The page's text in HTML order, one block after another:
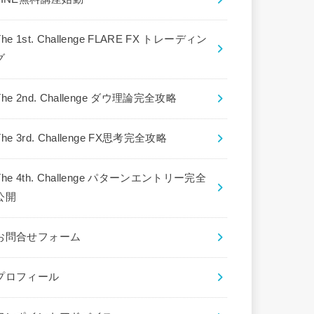
1st. Challenge FLARE FX トレーディン
2nd. Challenge ダウ理論完全攻略
3rd. Challenge FX思考完全攻略
4th. Challenge パターンエントリー完全
開
問合せフォーム
ロフィール